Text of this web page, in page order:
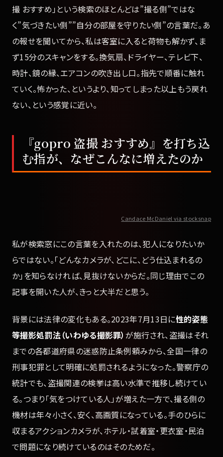
撮 おすすめ」という検索のほとんどは”撮る側”ではな
く”気づきたい側””自分の部屋を守りたい側”の言葉だ。あ
の報せを聞いてから、私は客室に入ると荷物も解かず、ま
ず15分のスキャンをする。換気扇、ドライヤー、テレビ下、
時計、鏡の縁、エアコンの吹き出し口。指先で順番に触れ
ていく。怖かった、というより、知ってしまった以上もう戻れ
ない、という感覚に近い。
『gopro 盗撮 おすすめ』を打ち込
む指が、なぜこんなに増えたのか
Candace McDaniel via stocksnap
私が検索窓にこの言葉を入れたのは、犯人になりたいか
らではない。「どんなカメラが、どこに、どう仕込まれるの
か」を知らなければ、見抜けないからだ。同じ理由でこの
記事を開いた人が、きっと大半だと思う。
背景には法律の変化もある。2023年7月13日に性的姿態
等撮影処罰法（いわゆる撮影罪） が施行され、盗撮はそれ
までの各都道府県の迷惑防止条例頼みから、全国一律の
刑事犯罪として明確に処罰されるようになった。警察庁の
統計でも、盗撮関連の検挙は高い水準で推移し続けてい
る。つまり「気をつけている人」が増えた一方で、撮る側の
機材は年々小さく、安く、高画質になっている。手のひらに
収まるアクションカメラが、ホテル・試着室・更衣室・民泊
で問題になり続けているのはそのためだ。